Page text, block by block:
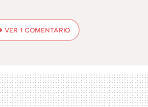
VER1 COMENTARIO